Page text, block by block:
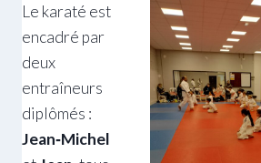
Le karaté est
encadré par
deux
entraîneurs
diplômés :
Jean‑Michel